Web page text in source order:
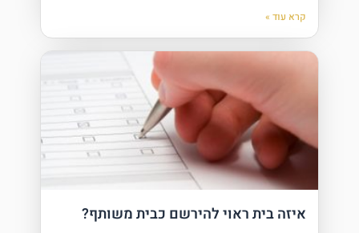
קרא עוד »
איזה בית ראוי להירשם כבית משותף?